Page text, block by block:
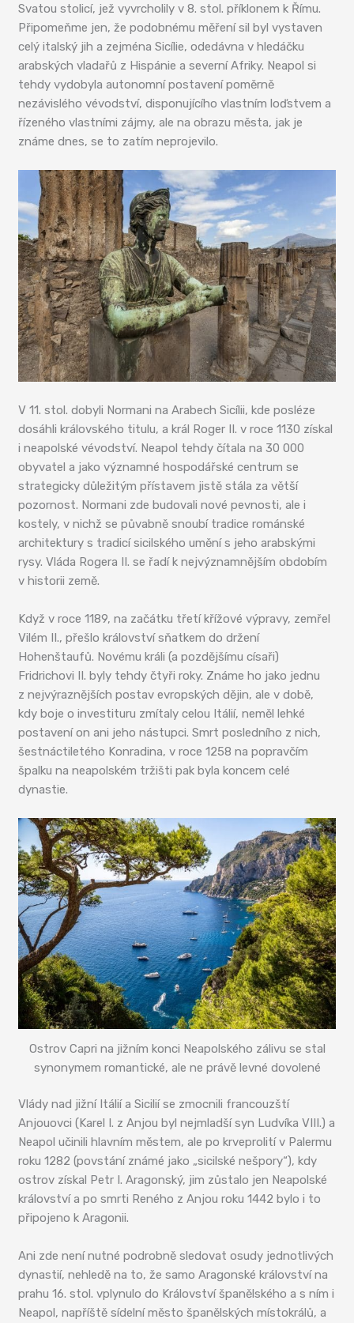
Svatou stolicí, jež vyvrcholily v 8. stol. příklonem k Římu.
Připomeňme jen, že podobnému měření sil byl vystaven
celý italský jih a zejména Sicílie, odedávna v hledáčku
arabských vladařů z Hispánie a severní Afriky. Neapol si
tehdy vydobyla autonomní postavení poměrně
nezávislého vévodství, disponujícího vlastním loďstvem a
řízeného vlastními zájmy, ale na obrazu města, jak je
známe dnes, se to zatím neprojevilo.
V 11. stol. dobyli Normani na Arabech Sicílii, kde posléze
dosáhli královského titulu, a král Roger II. v roce 1130 získal
i neapolské vévodství. Neapol tehdy čítala na 30 000
obyvatel a jako významné hospodářské centrum se
strategicky důležitým přístavem jistě stála za větší
pozornost. Normani zde budovali nové pevnosti, ale i
kostely, v nichž se půvabně snoubí tradice románské
architektury s tradicí sicilského umění s jeho arabskými
rysy. Vláda Rogera II. se řadí k nejvýznamnějším obdobím
v historii země.
Když v roce 1189, na začátku třetí křížové výpravy, zemřel
Vilém II., přešlo království sňatkem do držení
Hohenštaufů. Novému králi (a pozdějšímu císaři)
Fridrichovi II. byly tehdy čtyři roky. Známe ho jako jednu
z nejvýraznějších postav evropských dějin, ale v době,
kdy boje o investituru zmítaly celou Itálií, neměl lehké
postavení on ani jeho nástupci. Smrt posledního z nich,
šestnáctiletého Konradina, v roce 1258 na popravčím
špalku na neapolském tržišti pak byla koncem celé
dynastie.
Ostrov Capri na jižním konci Neapolského zálivu se stal
synonymem romantické, ale ne právě levné dovolené
Vlády nad jižní Itálií a Sicilií se zmocnili francouzští
Anjouovci (Karel I. z Anjou byl nejmladší syn Ludvíka VIII.) a
Neapol učinili hlavním městem, ale po krveprolití v Palermu
roku 1282 (povstání známé jako „sicilské nešpory“), kdy
ostrov získal Petr I. Aragonský, jim zůstalo jen Neapolské
království a po smrti Reného z Anjou roku 1442 bylo i to
připojeno k Aragonii.
Ani zde není nutné podrobně sledovat osudy jednotlivých
dynastií, nehledě na to, že samo Aragonské království na
prahu 16. stol. vplynulo do Království španělského a s ním i
Neapol, napříště sídelní město španělských místokrálů, a